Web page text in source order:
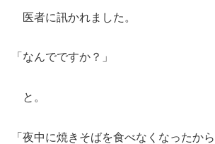
医者に訊かれました。
「なんでですか？」
と。
「夜中に焼きそばを食べなくなったから